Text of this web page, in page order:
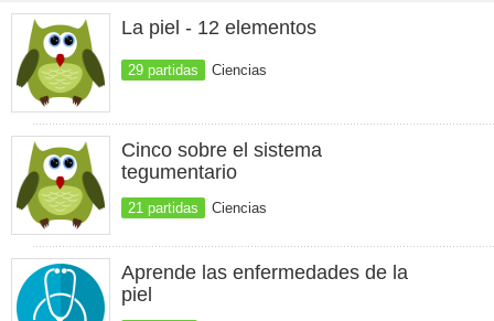
La piel - 12 elementos
29 partidas Ciencias
Cinco sobre el sistema
tegumentario
21 partidas Ciencias
Aprende las enfermedades de la
piel